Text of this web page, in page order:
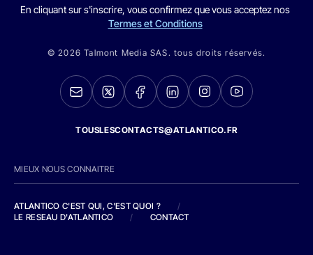
En cliquant sur s'inscrire, vous confirmez que vous acceptez nos
Termes et Conditions
© 2026 Talmont Media SAS. tous droits réservés.
TOUSLESCONTACTS@ATLANTICO.FR
MIEUX NOUS CONNAITRE
ATLANTICO C'EST QUI, C'EST QUOI ?
/
LE RESEAU D'ATLANTICO
/ CONTACT